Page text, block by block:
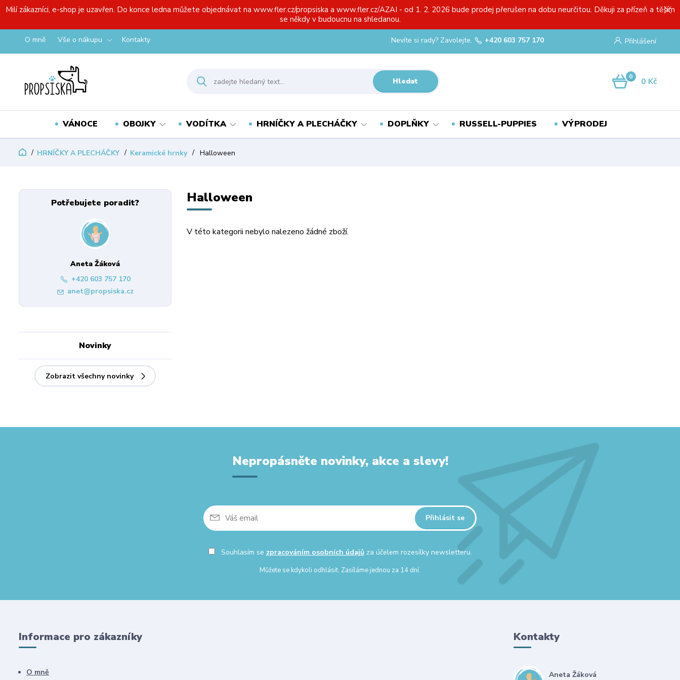
Milí zákazníci, e-shop je uzavřen. Do konce ledna můžete objednávat na www.fler.cz/propsiska a www.fler.cz/AZAI - od 1. 2. 2026 bude prodej přerušen na dobu neurčitou. Děkuji za přízeň a těším
se někdy v budoucnu na shledanou.
O mně Vše o nákupu Kontakty Přihlášení
Hledat
Nevíte si rady? Zavolejte. +420 603 757 170
0 0 Kč
VÁNOCE OBOJKY VODÍTKA HRNÍČKY A PLECHÁČKY DOPLŇKY RUSSELL-PUPPIES VÝPRODEJ
HRNÍČKY A PLECHÁČKY Keramické hrnky Halloween
Halloween
V této kategorii nebylo nalezeno žádné zboží.
Potřebujete poradit?
Aneta Žáková
+420 603 757 170
anet@propsiska.cz
Novinky
Zobrazit všechny novinky
Nepropásněte novinky, akce a slevy!
Přihlásit se
Souhlasím se zpracováním osobních údajůza účelem rozesílky newsletteru.
Můžete se kdykoli odhlásit. Zasíláme jednou za 14 dní.
Informace pro zákazníky
O mně
Kontakty
Aneta Žáková